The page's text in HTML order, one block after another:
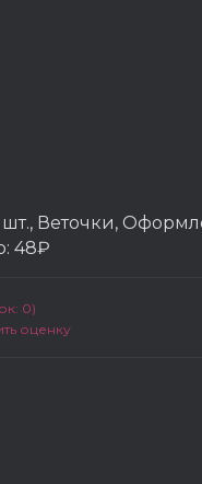
шт., Веточки,
48₽
0)
оценку